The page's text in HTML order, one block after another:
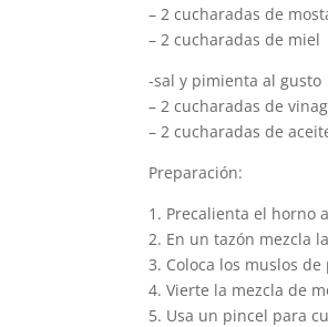
– 2 cucharadas de
– 2 cucharadas de miel
-sal y pimienta al gusto
– 2 cucharadas de
– 2 cucharadas de
Preparación:
1. Precalienta el horno
2. En un tazón mezcla
3. Coloca los muslos
4. Vierte la mezcla de
5. Usa un pincel para